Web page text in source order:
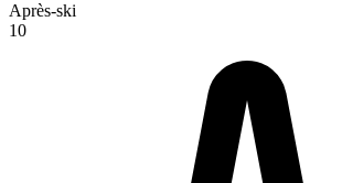
Après-ski
10